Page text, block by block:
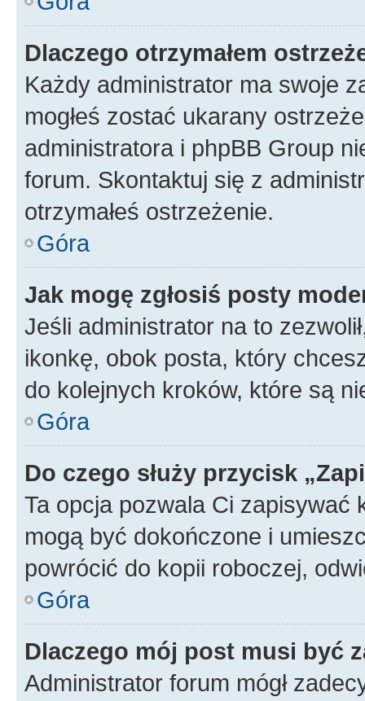
Dlaczego otrzymałem
Każdy administrator ma swoje
mogłeś zostać ukarany
administratora i phpBB Group
forum. Skontaktuj się z
otrzymałeś ostrzeżenie.
Góra
Jak mogę zgłosiś posty
Jeśli administrator na to
ikonkę, obok posta, który
do kolejnych kroków, które są
Góra
Do czego służy przycisk
Ta opcja pozwala Ci zapisywać
mogą być dokończone i
powrócić do kopii roboczej,
Góra
Dlaczego mój post musi być
Administrator forum mógł